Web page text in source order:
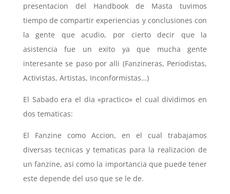
presentacion del Handbook de Masta tuvimos
tiempo de compartir experiencias y conclusiones con
la gente que acudio, por cierto decir que la
asistencia fue un exito ya que mucha gente
interesante se paso por alli (Fanzineras, Periodistas,
Activistas, Artistas, Inconformistas…)
El Sabado era el dia «practico» el cual dividimos en
dos tematicas:
El Fanzine como Accion, en el cual trabajamos
diversas tecnicas y tematicas para la realizacion de
un fanzine, asi como la importancia que puede tener
este depende del uso que se le de.